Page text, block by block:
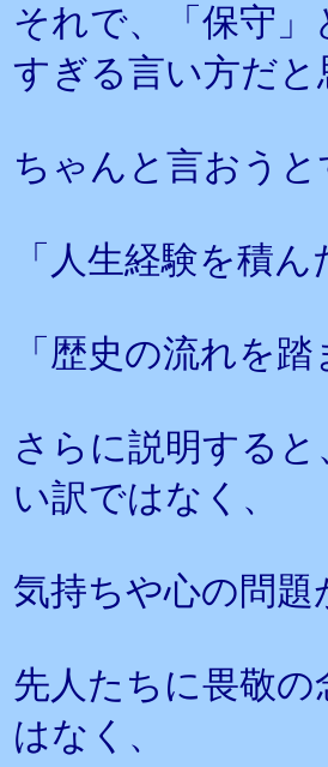
それで、「保守
すぎる言い方だと
ちゃんと言おうと
「人生経験を積
「歴史の流れを
さらに説明する
い訳ではなく、
気持ちや心の問
先人たちに畏敬
はなく、